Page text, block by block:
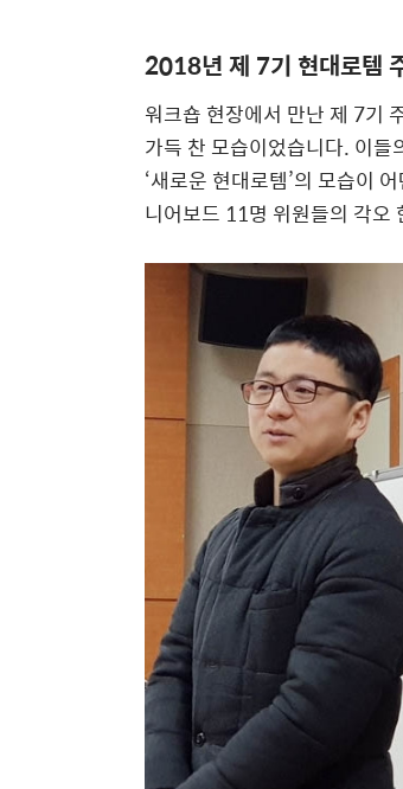
2018년 제 7기 현대로템
워크숍 현장에서 만난 제 7기
가득 찬 모습이었습니다. 이
‘새로운 현대로템’의 모습이
니어보드 11명 위원들의 각오